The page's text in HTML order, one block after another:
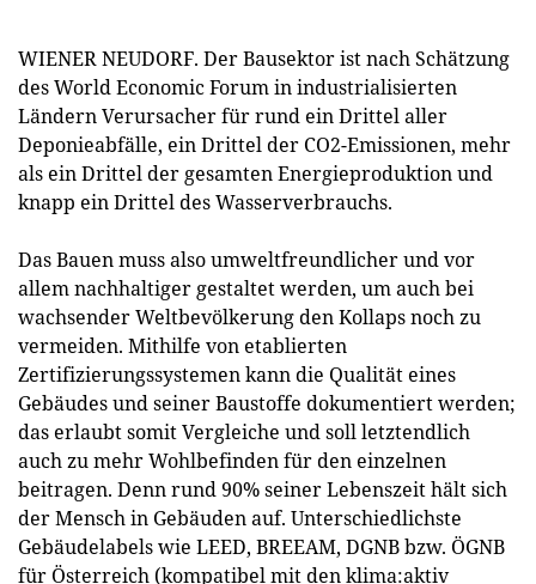
WIENER NEUDORF. Der Bausektor ist nach Schätzung
des World Economic Forum in industrialisierten
Ländern Verursacher für rund ein Drittel aller
Deponieabfälle, ein Drittel der CO2-Emissionen, mehr
als ein Drittel der gesamten Energieproduktion und
knapp ein Drittel des Wasserverbrauchs.
Das Bauen muss also umweltfreundlicher und vor
allem nachhaltiger gestaltet werden, um auch bei
wachsender Weltbevölkerung den Kollaps noch zu
vermeiden. Mithilfe von etablierten
Zertifizierungssystemen kann die Qualität eines
Gebäudes und seiner Baustoffe dokumentiert werden;
das erlaubt somit Vergleiche und soll letztendlich
auch zu mehr Wohlbefinden für den einzelnen
beitragen. Denn rund 90% seiner Lebenszeit hält sich
der Mensch in Gebäuden auf. Unterschiedlichste
Gebäudelabels wie LEED, BREEAM, DGNB bzw. ÖGNB
für Österreich (kompatibel mit den klima:aktiv